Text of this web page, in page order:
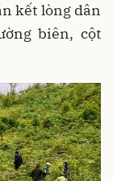
kết lòng dân
biên, cột